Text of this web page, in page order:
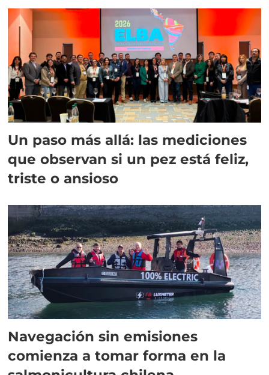
Un paso más allá: las mediciones
que observan si un pez está feliz,
triste o ansioso
Navegación sin emisiones
comienza a tomar forma en la